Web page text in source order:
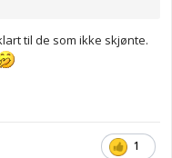
til de som ikke skjønte.
1